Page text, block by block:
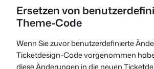
Ersetzen von
Theme-Code
Wenn Sie zuvor benutzerdefinierte
Ticketdesign-Code vorgenommen
diese Änderungen in die neuen